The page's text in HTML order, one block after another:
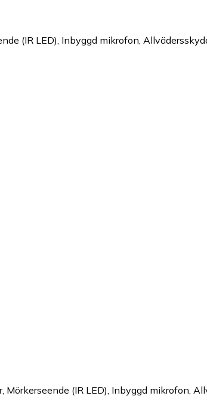
(IR LED), Inbyggd mikrofon,
(IR LED), Inbyggd mikrofon,